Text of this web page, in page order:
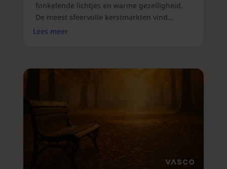
fonkelende lichtjes en warme gezelligheid.
De meest sfeervolle kerstmarkten vind...
Lees meer